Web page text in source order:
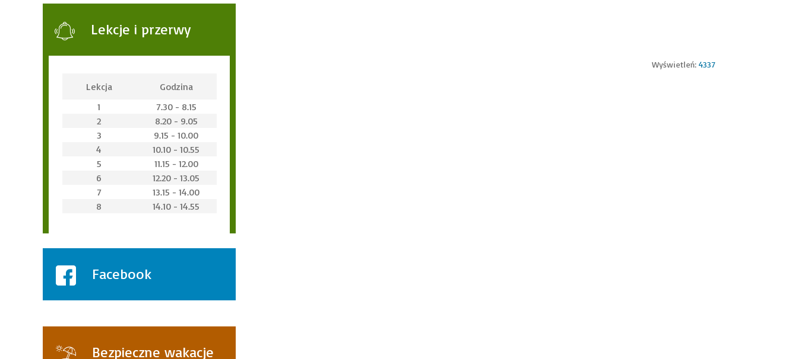
Lekcje i przerwy
Lekcja
Godzina
1
7.30 - 8.15
2
8.20 - 9.05
3
9.15 - 10.00
4
10.10 - 10.55
5
11.15 - 12.00
6
12.20 - 13.05
7
13.15 - 14.00
8
14.10 - 14.55
Facebook
Bezpieczne wakacje
Wyświetleń:4337